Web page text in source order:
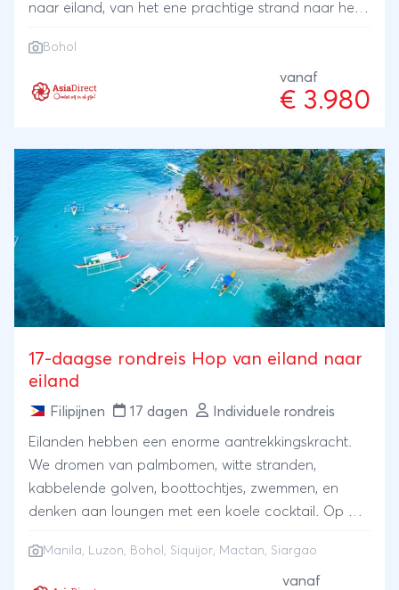
naar eiland, van het ene prachtige strand naar het
eindeloze boottochtjes, heerlijke lounge plekjes en
snorkelmogelijkheden tussen nemovissen of
zeeschildpadden.Maar we nemen je ook mee naar
spookdiertjes te zien en de beroemde 'chocolade
heuvels' te bewonderen. Ook watervallen en
rijstterrassen liggen binnen handbereik. Maak de
dagen lang, zet je hoofd op 'ontspannen' en geniet
met volle teugen van Fantastisch Filipijnen.
Bohol
vanaf
€ 3.980
17-daagse rondreis Hop van eiland naar
eiland
Filipijnen 17 dagen Individuele rondreis
Eilanden hebben een enorme aantrekkingskracht.
We dromen van palmbomen, witte stranden,
kabbelende golven, boottochtjes, zwemmen, en
denken aan loungen met een koele cocktail. Op de
rondreis Hop van eiland naar eiland heeft het
allemaal.De eilanden die je bezoekt zijn Luzon (waar
Manila, Luzon, Bohol, Siquijor, Mactan, Siargao
vanaf